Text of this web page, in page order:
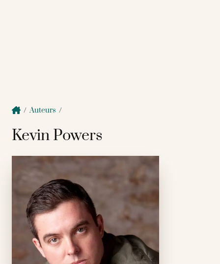
/Auteurs /
Kevin Powers